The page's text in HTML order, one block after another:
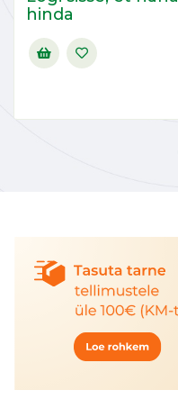
hinda